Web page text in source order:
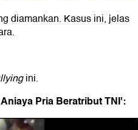
diamankan. Kasus ini, jelas
ini.
Pria Beratribut TNI':